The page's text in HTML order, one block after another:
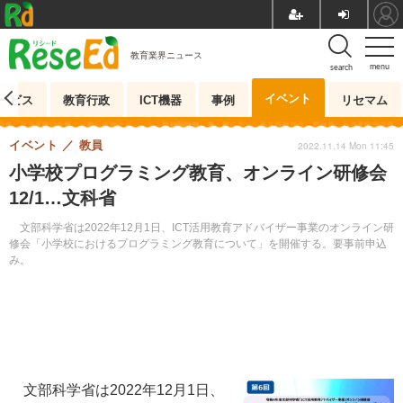
menu
search
教育業界ニュース
ビス 教育行政 ICT機器 事例 イベント リセマム
小学校プログラミング教育、オンライン研修会
12/1…文科省
文部科学省は2022年12月1日、ICT活用教育アドバイザー事業のオンライン研
修会「小学校におけるプログラミング教育について」を開催する。要事前申込
み。
イベント 教員 2022.11.14 Mon 11:45
文部科学省は2022年12月1日、